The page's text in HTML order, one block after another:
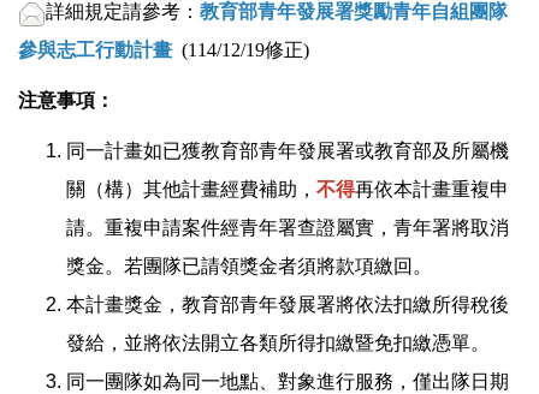
詳細規定請參考： 教育部青年發展署獎勵青年自組團隊
參與志工行動計畫 (114/12/19修正)
注意事項：
同一計畫如已獲教育部青年發展署或教育部及所屬機
關（構）其他計畫經費補助， 不得再依本計畫重複申
請。重複申請案件經青年署查證屬實，青年署將取消
獎金。若團隊已請領獎金者須將款項繳回。
本計畫獎金，教育部青年發展署將依法扣繳所得稅後
發給，並將依法開立各類所得扣繳暨免扣繳憑單。
同一團隊如為同一地點、對象進行服務，僅出隊日期